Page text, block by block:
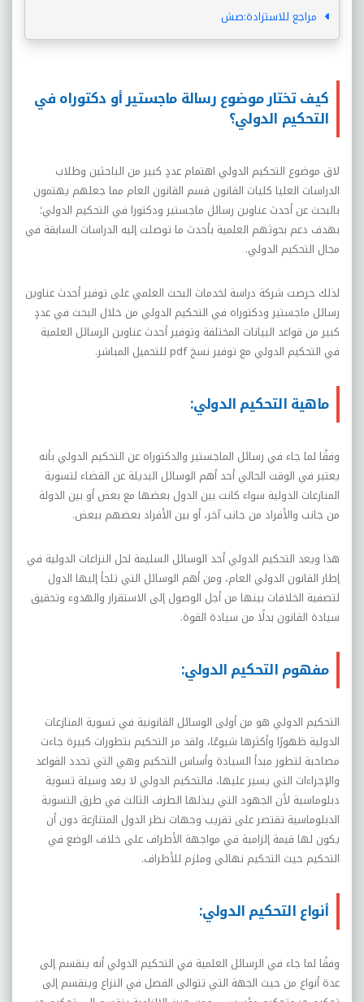
مراجع للاستزادة:صش
كيف تختار موضوع رسالة ماجستير أو دكتوراه في
التحكيم الدولي؟
لاق موضوع التحكيم الدولي اهتمام عددٍ كبير من الباحثين وطلاب
الدراسات العليا كليات القانون قسم القانون العام مما جعلهم يهتمون
بالبحث عن أحدث عناوين رسائل ماجستير ودكتورا في التحكيم الدولي؛
بهدف دعم بحوثهم العلمية بأحدث ما توصلت إليه الدراسات السابقة في
مجال التحكيم الدولي.
لذلك حرصت شركة دراسة لخدمات البحث العلمي على توفير أحدث عناوين
رسائل ماجستير ودكتوراه في التحكيم الدولي من خلال البحث في عددٍ
كبير من قواعد البيانات المختلفة وتوفير أحدث عناوين الرسائل العلمية
في التحكيم الدولي مع توفير نسخpdf للتحميل المباشر.
ماهية التحكيم الدولي:
وفقًا لما جاء في رسائل الماجستير والدكتوراه عن التحكيم الدولي بأنه
يعتبر في الوقت الحالي أحد أهم الوسائل البديلة عن القضاء لتسوية
المنازعات الدولية سواء كانت بين الدول بعضها مع بعض أو بين الدولة
من جانب والأفراد من جانب آخر، أو بين الأفراد بعضهم ببعض.
هذا ويعد التحكيم الدولي أحد الوسائل السليمة لحل النزاعات الدولية في
إطار القانون الدولي العام، ومن أهم الوسائل التي تلجأ إليها الدول
لتصفية الخلافات بينها من أجل الوصول إلى الاستقرار والهدوء وتحقيق
سيادة القانون بدلًا من سيادة القوة.
مفهوم التحكيم الدولي:
التحكيم الدولي هو من أولى الوسائل القانونية في تسوية المنازعات
الدولية ظهورًا وأكثرها شيوعًا، ولقد مر التحكيم بتطورات كبيرة جاءت
مصاحبة لتطور مبدأ السيادة وأساس التحكيم وهي التي تحدد القواعد
والإجراءات التي يسير عليها، فالتحكيم الدولي لا يعد وسيلة تسوية
دبلوماسية لأن الجهود التي يبذلها الطرف الثالث في طرق التسوية
الدبلوماسية تقتصر على تقريب وجهات نظر الدول المتنازعة دون أن
يكون لها قيمة إلزامية في مواجهة الأطراف على خلاف الوضع في
التحكيم حيث التحكيم نهائي وملزم للأطراف.
أنواع التحكيم الدولي:
وفقًا لما جاء في الرسائل العلمية في التحكيم الدولي أنه ينقسم إلى
عدة أنواع من حيث الجهة التي تتوالى الفصل في النزاع وينقسم إلى